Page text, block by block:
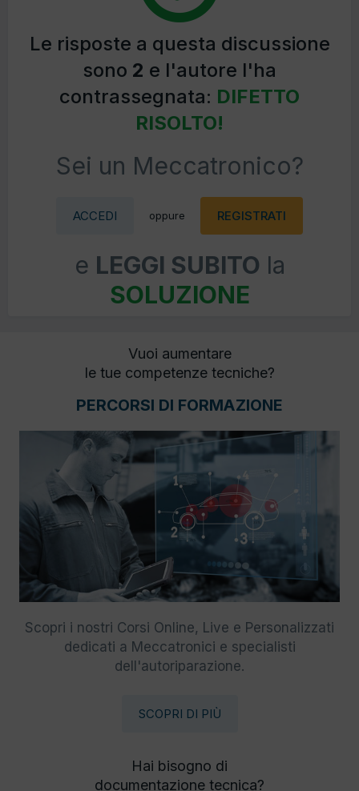
Le risposte a questa discussione
sono 2 e l'autore l'ha
contrassegnata: DIFETTO
RISOLTO!
Sei un Meccatronico?
ACCEDI oppure REGISTRATI
e LEGGI SUBITO la
SOLUZIONE
Vuoi aumentare
le tue competenze tecniche?
PERCORSI DI FORMAZIONE
Scopri i nostri Corsi Online, Live e Personalizzati
dedicati a Meccatronici e specialisti
dell'autoriparazione.
SCOPRI DI PIÙ
Hai bisogno di
documentazione tecnica?